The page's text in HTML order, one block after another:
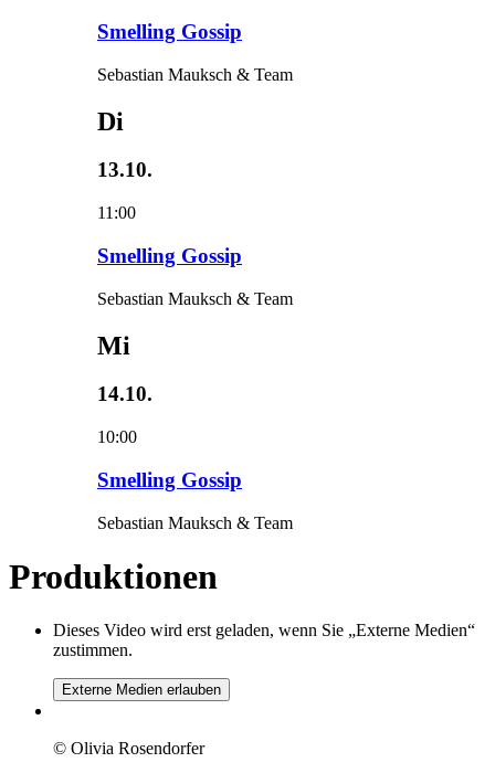
Smelling Gossip
Sebastian Mauksch & Team
Di
13.10.
11:00
Smelling Gossip
Sebastian Mauksch & Team
Mi
14.10.
10:00
Smelling Gossip
Sebastian Mauksch & Team
Produktionen
Dieses Video wird erst geladen, wenn Sie „Externe Medien“
zustimmen.
Externe Medien erlauben
© Olivia Rosendorfer